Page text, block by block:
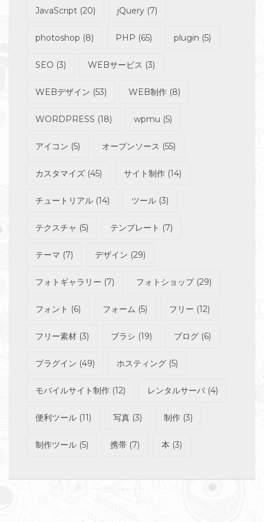
JavaScript (20) jQuery (7)
photoshop (8) PHP (65) plugin (5)
SEO (3) WEBサービス (3)
WEBデザイン (53) WEB制作 (8)
WORDPRESS (18) wpmu (5)
アイコン (5) オープンソース (55)
カスタマイズ (45) サイト制作 (14)
チュートリアル (14) ツール (3)
テクスチャ (5) テンプレート (7)
テーマ (7) デザイン (29)
フォトギャラリー (7) フォトショップ(29)
フォント (6) フォーム (5) フリー (12)
フリー素材 (3) ブラシ (19) ブログ (6)
プラグイン (49) ホスティング (5)
モバイルサイト制作 (12) レンタルサーバ(4)
便利ツール (11) 写真 (3) 制作 (3)
制作ツール (5) 携帯 (7) 本 (3)